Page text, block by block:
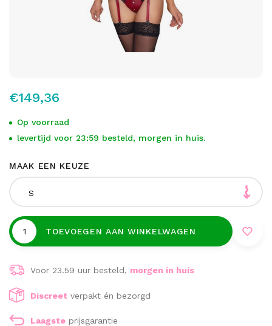
€149,36
Op voorraad
levertijd voor 23:59 besteld, morgen in huis.
MAAK EEN KEUZE
S
TOEVOEGEN AAN WINKELWAGEN
Voor 23.59 uur besteld, morgen in huis
Discreet verpakt én bezorgd
Laagste prijsgarantie